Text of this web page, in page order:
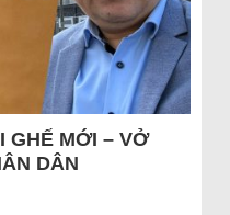
GHẾ MỚI – VỞ
DÂN